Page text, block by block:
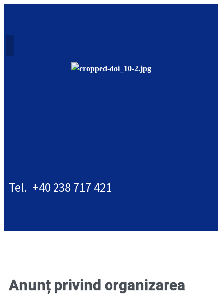
Tel. +40 238 717 421
Anunț privind organizarea